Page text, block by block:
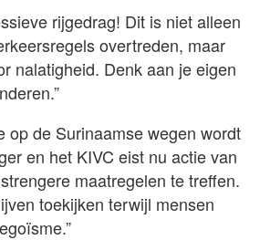
rijgedrag! Dit is niet alleen
overtreden, maar
nalatigheid. Denk aan je eigen
op de Surinaamse wegen wordt
en het KIVC eist nu actie van
maatregelen te treffen.
toekijken terwijl mensen